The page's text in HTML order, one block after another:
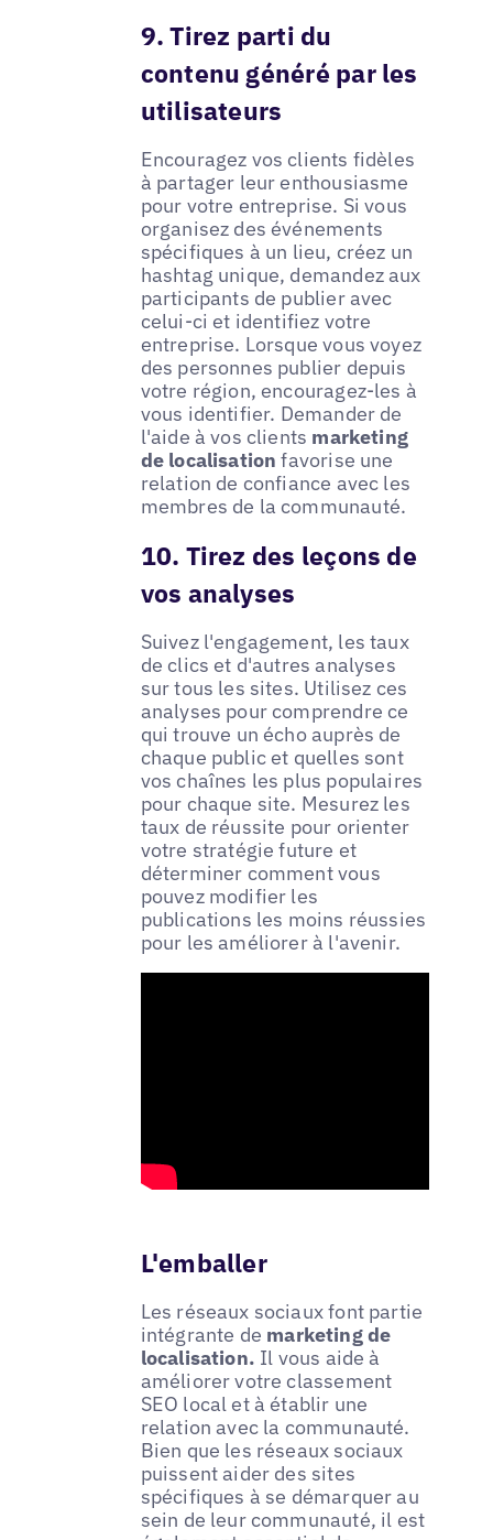
9. Tirez parti du
contenu généré par les
utilisateurs
Encouragez vos clients fidèles
à partager leur enthousiasme
pour votre entreprise. Si vous
organisez des événements
spécifiques à un lieu, créez un
hashtag unique, demandez aux
participants de publier avec
celui-ci et identifiez votre
entreprise. Lorsque vous voyez
des personnes publier depuis
votre région, encouragez-les à
vous identifier. Demander de
l'aide à vos clients marketing
de localisation favorise une
relation de confiance avec les
membres de la communauté.
10. Tirez des leçons de
vos analyses
Suivez l'engagement, les taux
de clics et d'autres analyses
sur tous les sites. Utilisez ces
analyses pour comprendre ce
qui trouve un écho auprès de
chaque public et quelles sont
vos chaînes les plus populaires
pour chaque site. Mesurez les
taux de réussite pour orienter
votre stratégie future et
déterminer comment vous
pouvez modifier les
publications les moins réussies
pour les améliorer à l'avenir.
L'emballer
Les réseaux sociaux font partie
intégrante de marketing de
localisation. Il vous aide à
améliorer votre classement
SEO local et à établir une
relation avec la communauté.
Bien que les réseaux sociaux
puissent aider des sites
spécifiques à se démarquer au
sein de leur communauté, il est